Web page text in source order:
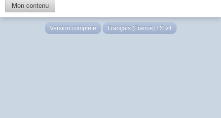
Mon contenu
Version complète Français (France) LS v4